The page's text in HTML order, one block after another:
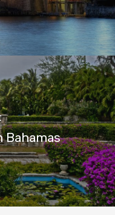
Bahamas